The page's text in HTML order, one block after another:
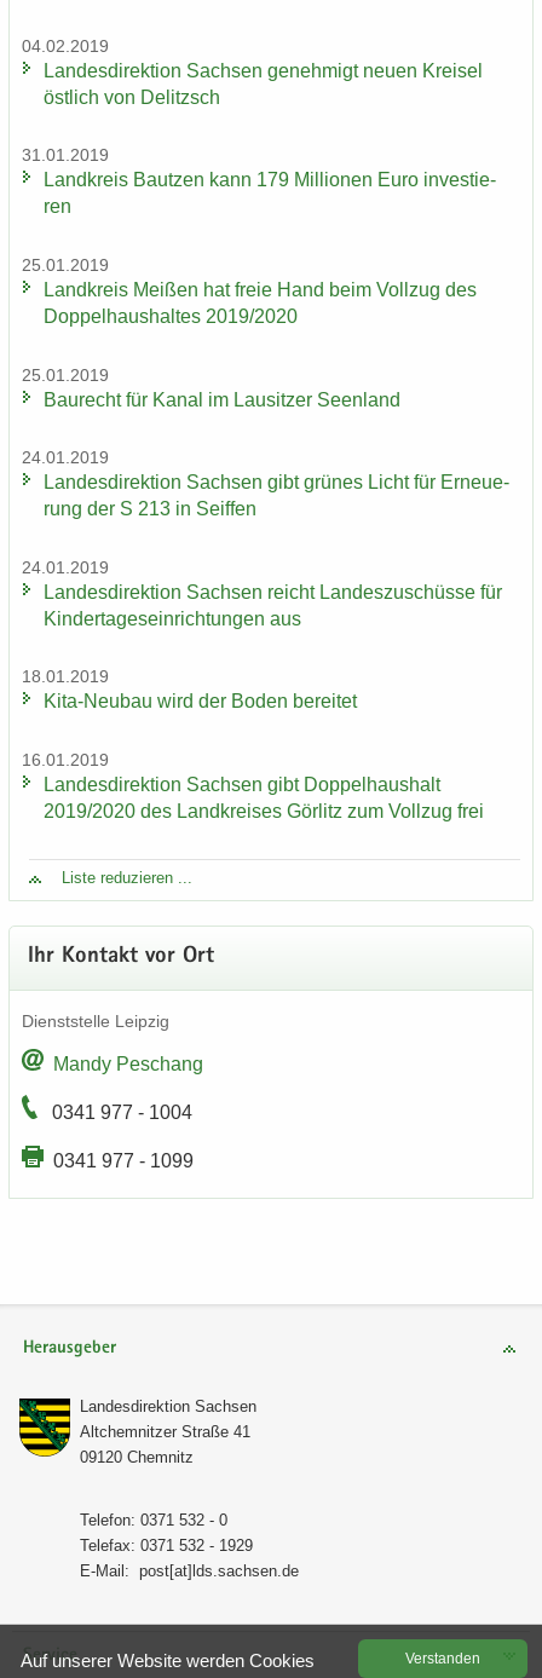
04.02.2019
Lan­des­di­rek­ti­on Sach­sen ge­neh­migt neuen Krei­sel
öst­lich von De­litzsch
31.01.2019
Land­kreis Baut­zen kann 179 Mil­lio­nen Euro in­ves­tie­
ren
25.01.2019
Land­kreis Mei­ßen hat freie Hand beim Voll­zug des
Dop­pel­haus­hal­tes 2019/2020
25.01.2019
Bau­recht für Kanal im Lau­sit­zer Se­en­land
24.01.2019
Lan­des­di­rek­ti­on Sach­sen gibt grü­nes Licht für Er­neue­
rung der S 213 in Seif­fen
24.01.2019
Lan­des­di­rek­ti­on Sach­sen reicht Lan­des­zu­schüs­se für
Kin­der­ta­ges­ein­rich­tun­gen aus
18.01.2019
Kita-​Neubau wird der Boden be­rei­tet
16.01.2019
Lan­des­di­rek­ti­on Sach­sen gibt Dop­pel­haus­halt
2019/2020 des Land­krei­ses Gör­litz zum Voll­zug frei
Liste re­du­zie­ren ...
Ihr Kon­takt vor Ort
Dienst­stel­le Leip­zig
Mandy Peschang
0341 977 - 1004
0341 977 - 1099
Herausgeber
Lan­des­di­rek­ti­on Sach­sen
Alt­chem­nit­zer Stra­ße 41
09120 Chem­nitz
Te­le­fon: 0371 532 - 0
Te­le­fax: 0371 532 - 1929
E-​Mail: post[at]lds.sach­sen.de
Service Ver­stan­den
Auf un­se­rer Web­site wer­den Coo­kies